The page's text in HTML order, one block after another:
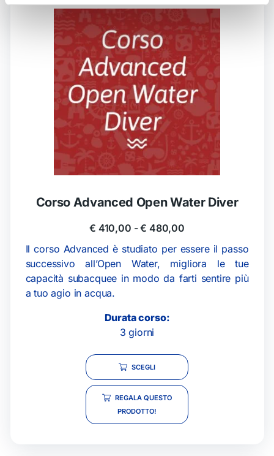
Corso Advanced Open Water Diver
€ 410,00 -€ 480,00
Il corso Advanced è studiato per essere il passo
successivo all’Open Water, migliora le tue
capacità subacquee in modo da farti sentire più
a tuo agio in acqua.
Durata corso:
3 giorni
SCEGLI
REGALA QUESTO
PRODOTTO!